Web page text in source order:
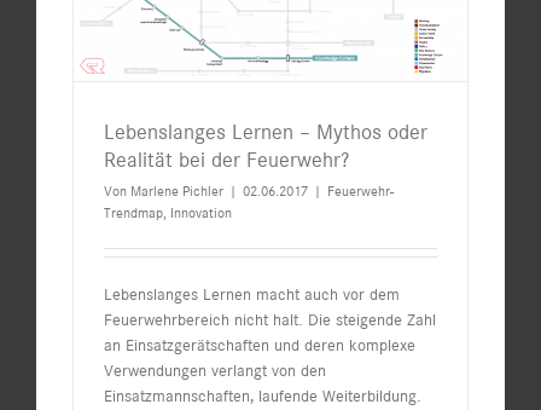
Lebenslanges Lernen – Mythos oder
Realität bei der Feuerwehr?
Von Marlene Pichler | 02.06.2017 | Feuerwehr-
Trendmap, Innovation
Lebenslanges Lernen macht auch vor dem
Feuerwehrbereich nicht halt. Die steigende Zahl
an Einsatzgerätschaften und deren komplexe
Verwendungen verlangt von den
Einsatzmannschaften, laufende Weiterbildung.